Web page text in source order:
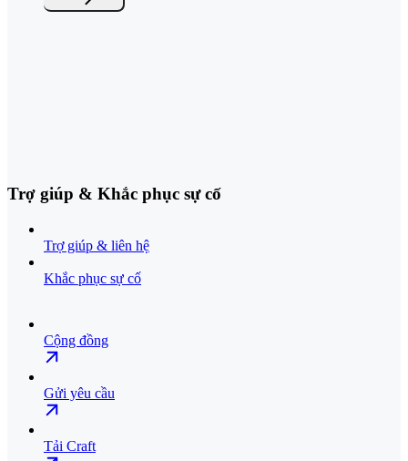
Trợ giúp & Khắc phục sự cố
Trợ giúp & liên hệ
Khắc phục sự cố
Cộng đồng
Gửi yêu cầu
Tải Craft